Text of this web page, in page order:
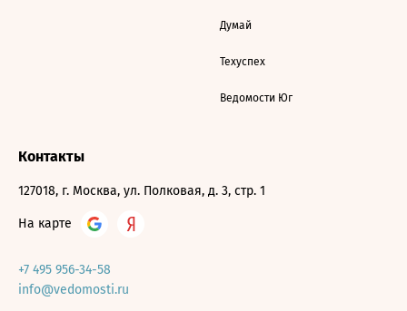
Думай
Техуспех
Ведомости Юг
Контакты
127018, г. Москва, ул. Полковая, д. 3, стр. 1
На карте
+7 495 956-34-58
info@vedomosti.ru